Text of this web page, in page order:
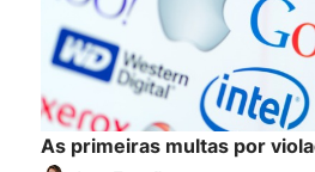
As primeiras multas por